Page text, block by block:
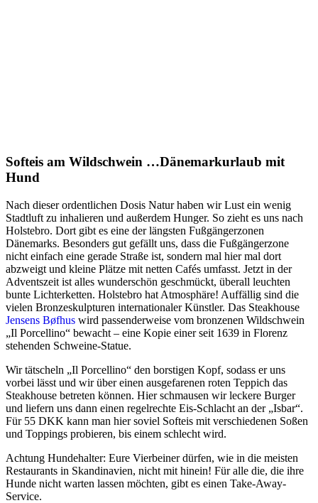
Softeis am Wildschwein …Dänemarkurlaub mit
Hund
Nach dieser ordentlichen Dosis Natur haben wir Lust ein wenig
Stadtluft zu inhalieren und außerdem Hunger. So zieht es uns nach
Holstebro. Dort gibt es eine der längsten Fußgängerzonen
Dänemarks. Besonders gut gefällt uns, dass die Fußgängerzone
nicht einfach eine gerade Straße ist, sondern mal hier mal dort
abzweigt und kleine Plätze mit netten Cafés umfasst. Jetzt in der
Adventszeit ist alles wunderschön geschmückt, überall leuchten
bunte Lichterketten. Holstebro hat Atmosphäre! Auffällig sind die
vielen Bronzeskulpturen internationaler Künstler. Das Steakhouse
Jensens Bøfhus wird passenderweise vom bronzenen Wildschwein
„Il Porcellino“ bewacht – eine Kopie einer seit 1639 in Florenz
stehenden Schweine-Statue.
Wir tätscheln „Il Porcellino“ den borstigen Kopf, sodass er uns
vorbei lässt und wir über einen ausgefarenen roten Teppich das
Steakhouse betreten können. Hier schmausen wir leckere Burger
und liefern uns dann einen regelrechte Eis-Schlacht an der „Isbar“.
Für 55 DKK kann man hier soviel Softeis mit verschiedenen Soßen
und Toppings probieren, bis einem schlecht wird.
Achtung Hundehalter: Eure Vierbeiner dürfen, wie in die meisten
Restaurants in Skandinavien, nicht mit hinein! Für alle die, die ihre
Hunde nicht warten lassen möchten, gibt es einen Take-Away-
Service.